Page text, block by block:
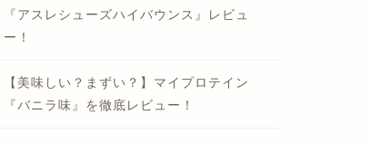
『アスレシューズハイバウンス』レビュ
ー！
【美味しい？まずい？】マイプロテイン
『バニラ味』を徹底レビュー！